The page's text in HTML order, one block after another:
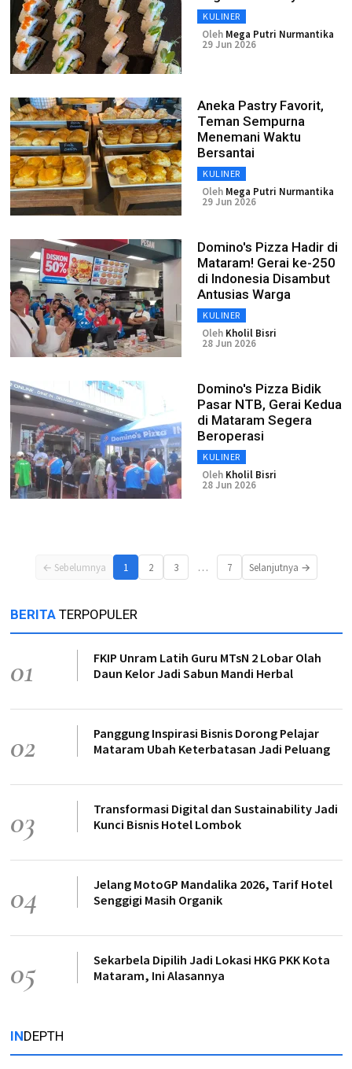
KULINER
Oleh Mega Putri Nurmantika
29 Jun 2026
Aneka Pastry Favorit,
Teman Sempurna
Menemani Waktu
Bersantai
KULINER
Oleh Mega Putri Nurmantika
29 Jun 2026
Domino's Pizza Hadir di
Mataram! Gerai ke-250
di Indonesia Disambut
Antusias Warga
KULINER
Oleh Kholil Bisri
28 Jun 2026
Domino's Pizza Bidik
Pasar NTB, Gerai Kedua
di Mataram Segera
Beroperasi
KULINER
Oleh Kholil Bisri
28 Jun 2026
← Sebelumnya 1 2 3 … 7 Selanjutnya →
BERITA TERPOPULER
01
FKIP Unram Latih Guru MTsN 2 Lobar Olah
Daun Kelor Jadi Sabun Mandi Herbal
02
Panggung Inspirasi Bisnis Dorong Pelajar
Mataram Ubah Keterbatasan Jadi Peluang
03
Transformasi Digital dan Sustainability Jadi
Kunci Bisnis Hotel Lombok
04
Jelang MotoGP Mandalika 2026, Tarif Hotel
Senggigi Masih Organik
05
Sekarbela Dipilih Jadi Lokasi HKG PKK Kota
Mataram, Ini Alasannya
INDEPTH